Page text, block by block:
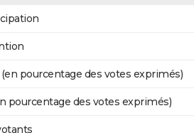
pourcentage des votes exprimés)
pourcentage des votes exprimés)